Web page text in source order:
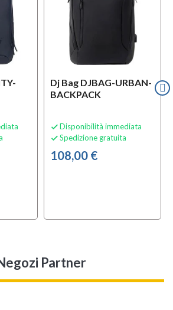
Dj Bag DJBAG-URBAN-
BACKPACK
 Disponibilità immediata
 Spedizione gratuita
108,00 €
Partner